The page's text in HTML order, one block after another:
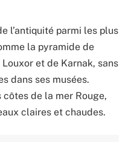
l’antiquité parmi les plus
la pyramide de
et de Karnak, sans
dans ses musées.
côtes de la mer Rouge,
claires et chaudes.